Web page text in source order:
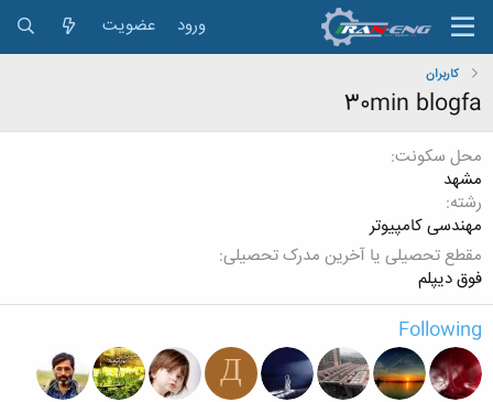
ورود عضویت
کاربران
30min blogfa
محل سکونت
مشهد
رشته
مهندسی کامپیوتر
مقطع تحصیلی یا آخرین مدرک تحصیلی
فوق دیپلم
Following
Д